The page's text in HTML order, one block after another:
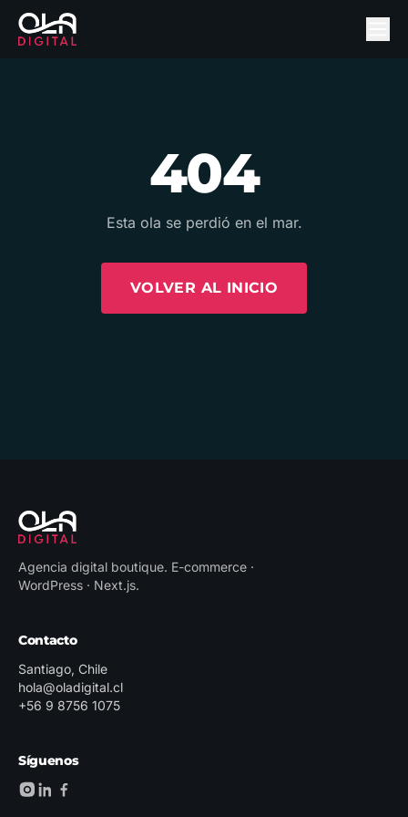
404
Esta ola se perdió en el mar.
VOLVER AL INICIO
Agencia digital boutique. E-commerce ·
WordPress · Next.js.
Contacto
Santiago, Chile
hola@oladigital.cl
+56 9 8756 1075
Síguenos